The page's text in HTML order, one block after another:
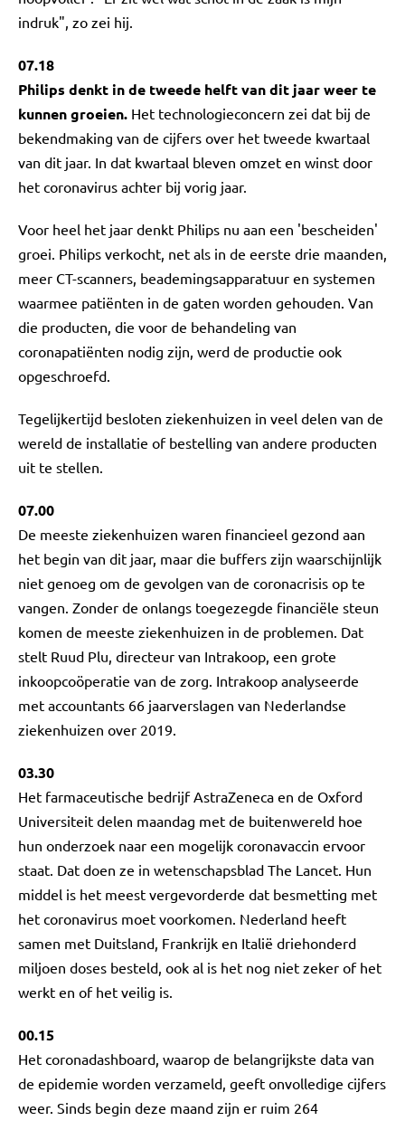
indruk", zo zei hij.
07.18
Philips denkt in de tweede helft van dit jaar weer te
kunnen groeien. Het technologieconcern zei dat bij de
bekendmaking van de cijfers over het tweede kwartaal
van dit jaar. In dat kwartaal bleven omzet en winst door
het coronavirus achter bij vorig jaar.
Voor heel het jaar denkt Philips nu aan een 'bescheiden'
groei. Philips verkocht, net als in de eerste drie maanden,
meer CT-scanners, beademingsapparatuur en systemen
waarmee patiënten in de gaten worden gehouden. Van
die producten, die voor de behandeling van
coronapatiënten nodig zijn, werd de productie ook
opgeschroefd.
Tegelijkertijd besloten ziekenhuizen in veel delen van de
wereld de installatie of bestelling van andere producten
uit te stellen.
07.00
De meeste ziekenhuizen waren financieel gezond aan
het begin van dit jaar, maar die buffers zijn waarschijnlijk
niet genoeg om de gevolgen van de coronacrisis op te
vangen. Zonder de onlangs toegezegde financiële steun
komen de meeste ziekenhuizen in de problemen. Dat
stelt Ruud Plu, directeur van Intrakoop, een grote
inkoopcoöperatie van de zorg. Intrakoop analyseerde
met accountants 66 jaarverslagen van Nederlandse
ziekenhuizen over 2019.
03.30
Het farmaceutische bedrijf AstraZeneca en de Oxford
Universiteit delen maandag met de buitenwereld hoe
hun onderzoek naar een mogelijk coronavaccin ervoor
staat. Dat doen ze in wetenschapsblad The Lancet. Hun
middel is het meest vergevorderde dat besmetting met
het coronavirus moet voorkomen. Nederland heeft
samen met Duitsland, Frankrijk en Italië driehonderd
miljoen doses besteld, ook al is het nog niet zeker of het
werkt en of het veilig is.
00.15
Het coronadashboard, waarop de belangrijkste data van
de epidemie worden verzameld, geeft onvolledige cijfers
weer. Sinds begin deze maand zijn er ruim 264